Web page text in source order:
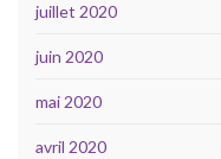
juillet 2020
juin 2020
mai 2020
avril 2020